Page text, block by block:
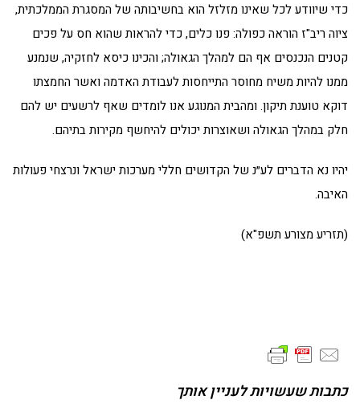
כדי שיוודע לכל שאינו מזלזל הוא בחשיבותה של המסגרת הממלכתית,
ציוה ריב"ז הוראה כפולה: פנו כלים, כדי להראות שהוא חס על פכים
קטנים הנכנסים אף הם למהלך הגאולה; והכינו כיסא לחזקיה, שנמנע
ממנו להיות משיח מחוסר התייחסות לעבודת האדמה ואשר החמצתו
דוקא טוענת תיקון. ומהבית המנוגע אנו לומדים שאף לרשעים יש להם
חלק במהלך הגאולה ושאוצרות יכולים להיחשף מקירות בתיהם.
יהיו נא הדברים לע״נ של הקדושים חללי מערכות ישראל ונרצחי פעולות
האיבה.
(תזריע מצורע תשפ"א)
כתבות שעשויות לעניין אותך